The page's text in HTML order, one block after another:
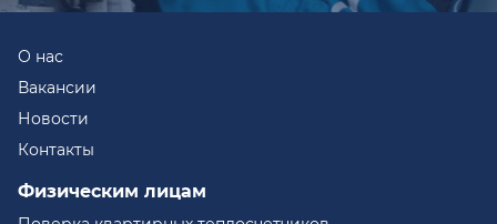
О нас
Вакансии
Новости
Контакты
Физическим лицам